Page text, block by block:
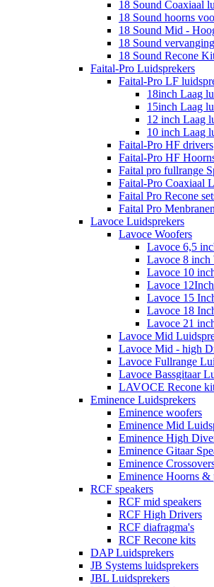
18 Sound Coaxiaal
18 Sound hoorns
18 Sound Mid -
18 Sound
18 Sound Recone
Faital-Pro Luidsprekers
Faital-Pro LF
18inch Laag
15inch Laag
12 inch Laag
10 inch Laag
Faital-Pro HF drivers
Faital-Pro HF
Faital pro fullrange
Faital-Pro Coaxiaal
Faital Pro Recone
Faital Pro
Lavoce Luidsprekers
Lavoce Woofers
Lavoce 6,5
Lavoce 8 inch
Lavoce 10
Lavoce
Lavoce 15
Lavoce 18
Lavoce 21
Lavoce Mid
Lavoce Mid - high
Lavoce Fullrange
Lavoce Bassgitaar
LAVOCE Recone
Eminence Luidsprekers
Eminence woofers
Eminence Mid
Eminence High
Eminence Gitaar
Eminence
Eminence Hoorns &
RCF speakers
RCF mid speakers
RCF High Drivers
RCF diafragma's
RCF Recone kits
DAP Luidsprekers
JB Systems luidsprekers
JBL Luidsprekers